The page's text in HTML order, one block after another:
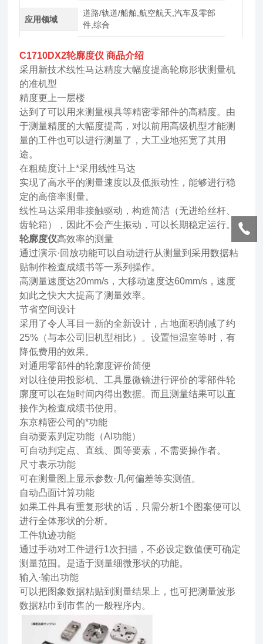
应用领域
道路/轨道/船舶,航空航天,汽车及零部
件,综合
C1710DX2轮廓度仪 商品介绍
采用新技术线性马达精度大幅度提高轮廓形状测量机
的准机型
精度更上一层楼
达到了可以用来测量模具等精密零部件的高精度。由
于测量精度的大幅度提高，对以前用高级机型才能测
量的工件也可以进行测量了，大工业地拓宽了其用
途。
在粗糙度计上*采用线性马达
实现了高水平的测量速度以及低振动性，能够进行稳
定的高倍率测量。
线性马达采用非接触驱动，构造简洁（无进给丝杆、
齿轮箱），因此不会产生振动，可以长期稳定运行。
轮廓度仪高效率的测量
通过演示·回放功能可以自动进行从测量到采用数据粘
贴制作检查成绩书等一系列操作。
高测量速度达20mm/s，大移动速度达60mm/s，速度
如此之快大大提高了测量效率。
节省空间设计
采用了令人耳目一新的全新设计，占地面积削减了约
25%（与本公司旧机型相比）。设置恒温室等时，有
降低费用的效果。
对通用零部件的轮廓度评价简便
对以往使用投影机、工具显微镜进行评价的零部件轮
廓度可以在短时间内得出数据。而且测量结果可以直
接作为检查成绩书使用。
东京精密公司的*功能
自动要素判定功能（AI功能）
可自动判定点、直线、圆等要素，不需要操作者。
尺寸表示功能
可在测量图上显示参数·几何偏差等实测值。
自动凸面计算功能
如果工件具有重复形状的话，只需分析1个图案便可以
进行全体形状的分析。
工件轨迹功能
通过手动对工件进行1次扫描，不必设定数值便可确定
测量范围。是适于测量细微形状的功能。
输入·输出功能
可以把图象数据粘贴到测量结果上，也可把测量波形
数据粘巾到市售的一般程序内。